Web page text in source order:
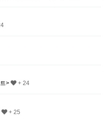
>
+ 24
+ 25